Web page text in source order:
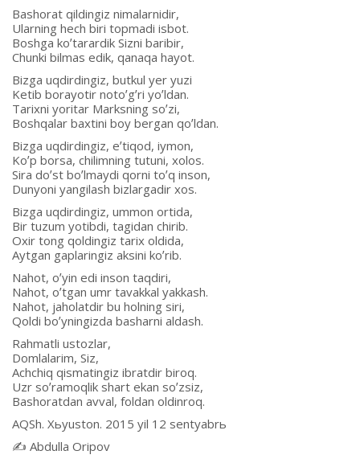
Bashorat qildingiz nimalarnidir,
Ularning hech biri topmadi isbot.
Boshga koʼtarardik Sizni baribir,
Chunki bilmas edik, qanaqa hayot.
Bizga uqdirdingiz, butkul yer yuzi
Ketib borayotir notoʼgʼri yoʼldan.
Tarixni yoritar Marksning soʼzi,
Boshqalar baxtini boy bergan qoʼldan.
Bizga uqdirdingiz, eʼtiqod, iymon,
Koʼp borsa, chilimning tutuni, xolos.
Sira doʼst boʼlmaydi qorni toʼq inson,
Dunyoni yangilash bizlargadir xos.
Bizga uqdirdingiz, ummon ortida,
Bir tuzum yotibdi, tagidan chirib.
Oxir tong qoldingiz tarix oldida,
Аytgan gaplaringiz aksini koʼrib.
Nahot, oʼyin edi inson taqdiri,
Nahot, oʼtgan umr tavakkal yakkash.
Nahot, jaholatdir bu holning siri,
Qoldi boʼyningizda basharni aldash.
Rahmatli ustozlar,
Domlalarim, Siz,
Аchchiq qismatingiz ibratdir biroq.
Uzr soʼramoqlik shart ekan soʼzsiz,
Bashoratdan avval, foldan oldinroq.
АQSh. Xьyuston. 2015 yil 12 sentyabrь
✍️ Аbdulla Oripov